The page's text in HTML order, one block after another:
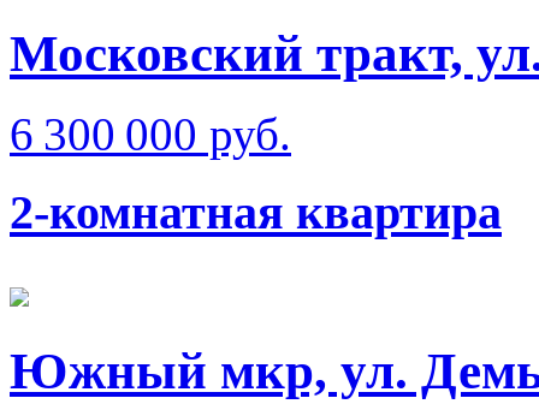
Московский тракт,
6 300 000 руб.
2-комнатная квартира
Южный мкр, ул.